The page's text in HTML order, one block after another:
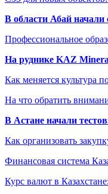
В области Абай начали
Профессиональное
На руднике KAZ
Как меняется культура
На что обратить
В Астане начали
Как организовать
Финансовая система
Курс валют в